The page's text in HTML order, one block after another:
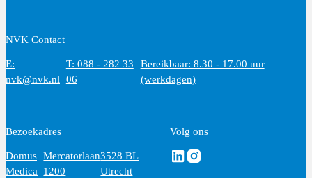
NVK Contact
E:
nvk@nvk.nl
T: 088 - 282 33
06
Bereikbaar: 8.30 - 17.00 uur
(werkdagen)
Bezoekadres
Domus
Medica
Mercatorlaan
1200
3528 BL
Utrecht
Volg ons
Volg ons via Linkedin
Volg ons via Instagram